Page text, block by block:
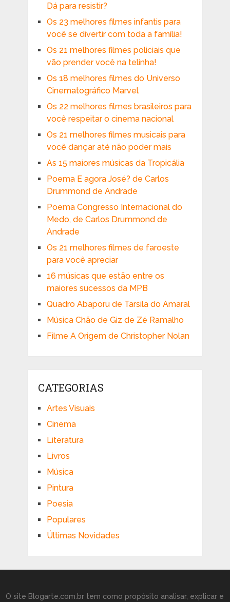
Dá para resistir?
Os 23 melhores filmes infantis para
você se divertir com toda a família!
Os 21 melhores filmes policiais que
vão prender você na telinha!
Os 18 melhores filmes do Universo
Cinematográfico Marvel
Os 22 melhores filmes brasileiros para
você respeitar o cinema nacional
Os 21 melhores filmes musicais para
você dançar até não poder mais
As 15 maiores músicas da Tropicália
Poema E agora José? de Carlos
Drummond de Andrade
Poema Congresso Internacional do
Medo, de Carlos Drummond de
Andrade
Os 21 melhores filmes de faroeste
para você apreciar
16 músicas que estão entre os
maiores sucessos da MPB
Quadro Abaporu de Tarsila do Amaral
Música Chão de Giz de Zé Ramalho
Filme A Origem de Christopher Nolan
CATEGORIAS
Artes Visuais
Cinema
Literatura
Livros
Música
Pintura
Poesia
Populares
Últimas Novidades
O site Blogarte.com.br tem como propósito analisar, explicar e